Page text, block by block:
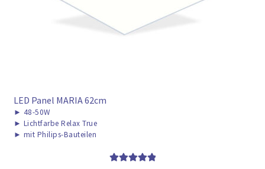
LED Panel MARIA 62cm
► 48-50W
► Lichtfarbe Relax True
► mit Philips-Bauteilen